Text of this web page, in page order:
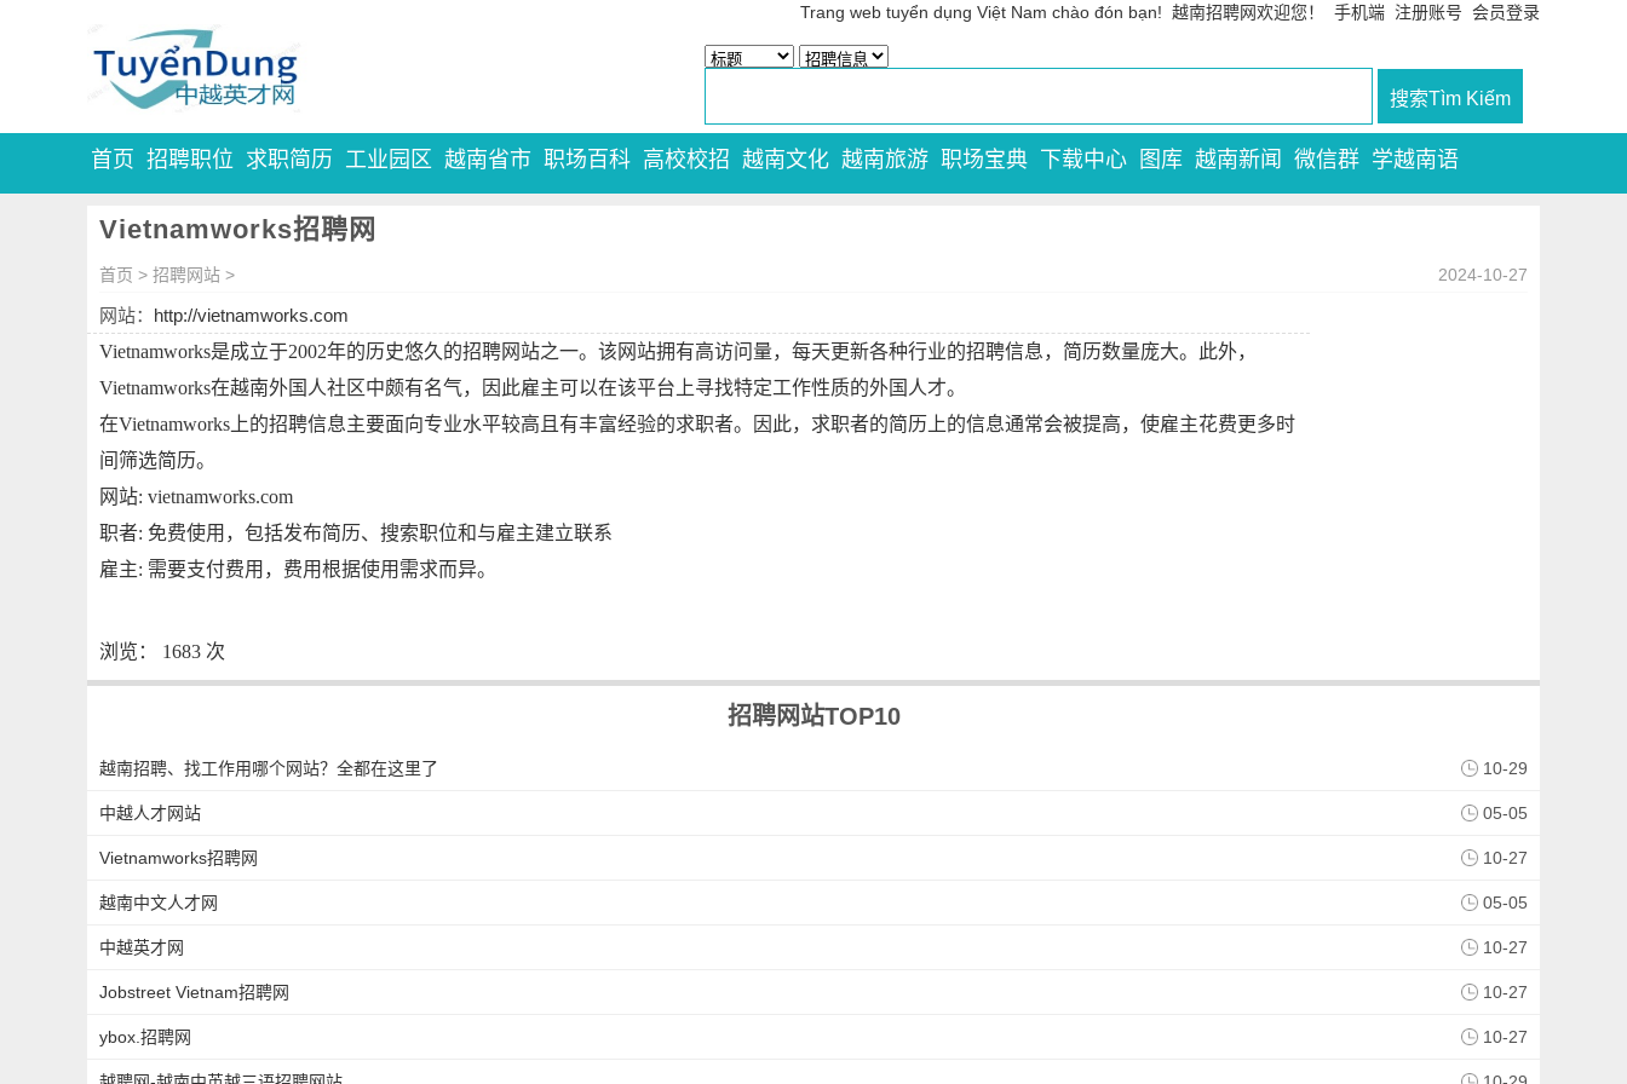
Trang web tuyển dụng Việt Nam chào đón bạn! 越南招聘网欢迎您！ 手机端 注册账号 会员登录
首页 招聘职位 求职简历 工业园区 越南省市 职场百科 高校校招 越南文化 越南旅游 职场宝典 下载中心 图库 越南新闻 微信群 学越南语
Vietnamworks招聘网
首页 > 招聘网站 > 2024-10-27
网站： http://vietnamworks.com
Vietnamworks是成立于2002年的历史悠久的招聘网站之一。该网站拥有高访问量，每天更新各种行业的招聘信息，简历数量庞大。此外，
Vietnamworks在越南外国人社区中颇有名气，因此雇主可以在该平台上寻找特定工作性质的外国人才。
在Vietnamworks上的招聘信息主要面向专业水平较高且有丰富经验的求职者。因此，求职者的简历上的信息通常会被提高，使雇主花费更多时
间筛选简历。
网站: vietnamworks.com
职者: 免费使用，包括发布简历、搜索职位和与雇主建立联系
雇主: 需要支付费用，费用根据使用需求而异。
浏览： 1683 次
招聘网站TOP10
越南招聘、找工作用哪个网站？全都在这里了 10-29
中越人才网站 05-05
Vietnamworks招聘网 10-27
越南中文人才网 05-05
中越英才网 10-27
Jobstreet Vietnam招聘网 10-27
ybox.招聘网 10-27